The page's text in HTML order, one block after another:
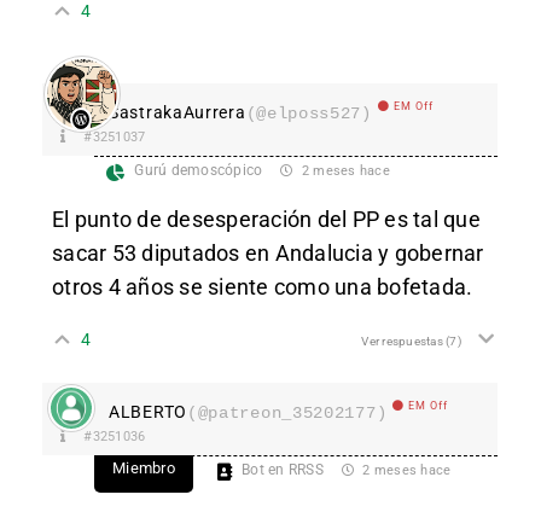
4
SastrakaAurrera (@elposs527) EM Off
#3251037
Gurú demoscópico 2 meses hace
El punto de desesperación del PP es tal que
sacar 53 diputados en Andalucia y gobernar
otros 4 años se siente como una bofetada.
4 Ver respuestas(7)
ALBERTO (@patreon_35202177) EM Off
#3251036
Miembro Bot en RRSS 2 meses hace